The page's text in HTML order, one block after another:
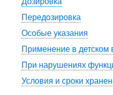
Передозировка
Особые указания
Применение в детском
При нарушениях
Условия и сроки